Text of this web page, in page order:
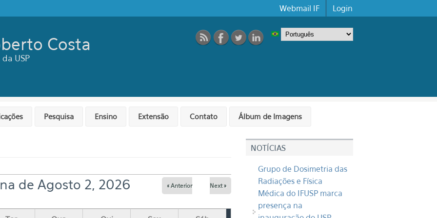
Webmail IF Login
Costa
USP
Pesquisa Ensino Extensão Contato Álbum de Imagens
de Agosto 2, 2026 « Anterior Next »
NOTÍCIAS
Grupo de Dosimetria das
Radiações e Física
Médica do IFUSP marca
presença na